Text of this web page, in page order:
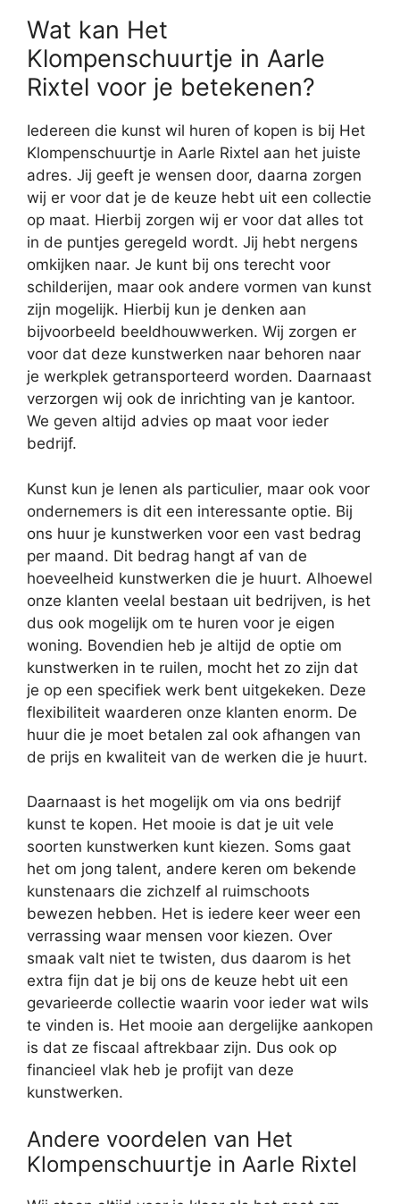
Wat kan Het
Klompenschuurtje in Aarle
Rixtel voor je betekenen?
Iedereen die kunst wil huren of kopen is bij Het
Klompenschuurtje in Aarle Rixtel aan het juiste
adres. Jij geeft je wensen door, daarna zorgen
wij er voor dat je de keuze hebt uit een collectie
op maat. Hierbij zorgen wij er voor dat alles tot
in de puntjes geregeld wordt. Jij hebt nergens
omkijken naar. Je kunt bij ons terecht voor
schilderijen, maar ook andere vormen van kunst
zijn mogelijk. Hierbij kun je denken aan
bijvoorbeeld beeldhouwwerken. Wij zorgen er
voor dat deze kunstwerken naar behoren naar
je werkplek getransporteerd worden. Daarnaast
verzorgen wij ook de inrichting van je kantoor.
We geven altijd advies op maat voor ieder
bedrijf.
Kunst kun je lenen als particulier, maar ook voor
ondernemers is dit een interessante optie. Bij
ons huur je kunstwerken voor een vast bedrag
per maand. Dit bedrag hangt af van de
hoeveelheid kunstwerken die je huurt. Alhoewel
onze klanten veelal bestaan uit bedrijven, is het
dus ook mogelijk om te huren voor je eigen
woning. Bovendien heb je altijd de optie om
kunstwerken in te ruilen, mocht het zo zijn dat
je op een specifiek werk bent uitgekeken. Deze
flexibiliteit waarderen onze klanten enorm. De
huur die je moet betalen zal ook afhangen van
de prijs en kwaliteit van de werken die je huurt.
Daarnaast is het mogelijk om via ons bedrijf
kunst te kopen. Het mooie is dat je uit vele
soorten kunstwerken kunt kiezen. Soms gaat
het om jong talent, andere keren om bekende
kunstenaars die zichzelf al ruimschoots
bewezen hebben. Het is iedere keer weer een
verrassing waar mensen voor kiezen. Over
smaak valt niet te twisten, dus daarom is het
extra fijn dat je bij ons de keuze hebt uit een
gevarieerde collectie waarin voor ieder wat wils
te vinden is. Het mooie aan dergelijke aankopen
is dat ze fiscaal aftrekbaar zijn. Dus ook op
financieel vlak heb je profijt van deze
kunstwerken.
Andere voordelen van Het
Klompenschuurtje in Aarle Rixtel